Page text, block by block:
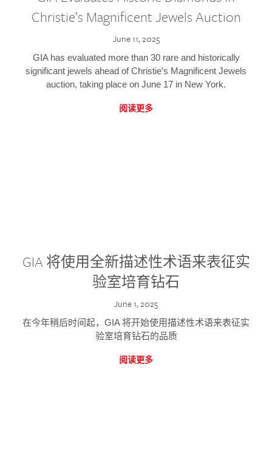
Christie’s Magnificent Jewels Auction
June 11, 2025
GIA has evaluated more than 30 rare and historically
significant jewels ahead of Christie’s Magnificent Jewels
auction, taking place on June 17 in New York.
阅读更多
GIA 将使用全新描述性术语来表征实
验室培育钻石
June 1, 2025
在今年稍后时间起，GIA 将开始使用描述性术语来表征实
验室培育钻石的品质
阅读更多